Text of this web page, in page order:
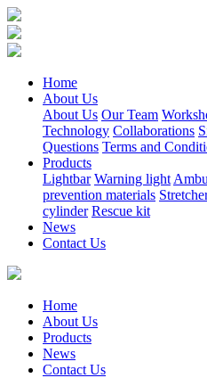
Home
About Us
About Us Our Team
Technology Collaborations
Questions Terms and
Products
Lightbar Warning light
prevention materials
cylinder Rescue kit
News
Contact Us
Home
About Us
Products
News
Contact Us